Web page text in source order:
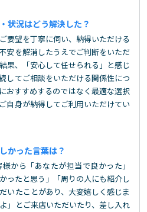
状況はどう解決した？
要望を丁寧に伺い、納得いただける
安を解消したうえでご判断をいただ
果、「安心して任せられる」と感じ
してご相談をいただける関係性につ
おすすめするのではなく最適な選択
自身が納得してご利用いただけてい
かった言葉は？
から「あなたが担当で良かった」
ったと思う」「周りの人にも紹介し
いたことがあり、大変嬉しく感じま
」とご来店いただいたり、差し入れ